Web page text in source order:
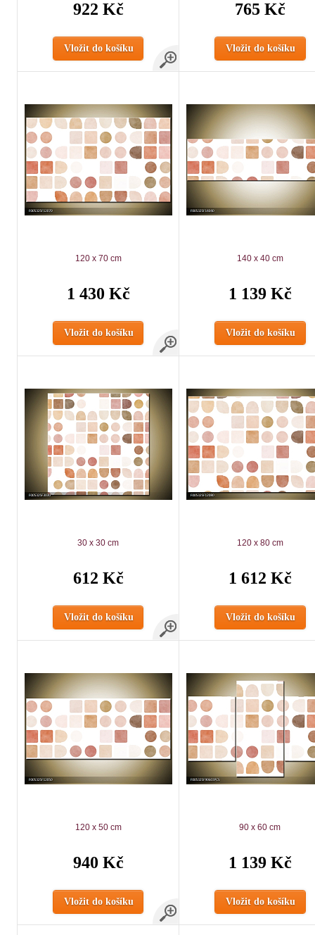
922 Kč
Vložit do košíku
765 Kč
Vložit do košíku
120 x 70 cm
1 430 Kč
Vložit do košíku
140 x 40 cm
1 139 Kč
Vložit do košíku
30 x 30 cm
612 Kč
Vložit do košíku
120 x 80 cm
1 612 Kč
Vložit do košíku
120 x 50 cm
940 Kč
Vložit do košíku
90 x 60 cm
1 139 Kč
Vložit do košíku